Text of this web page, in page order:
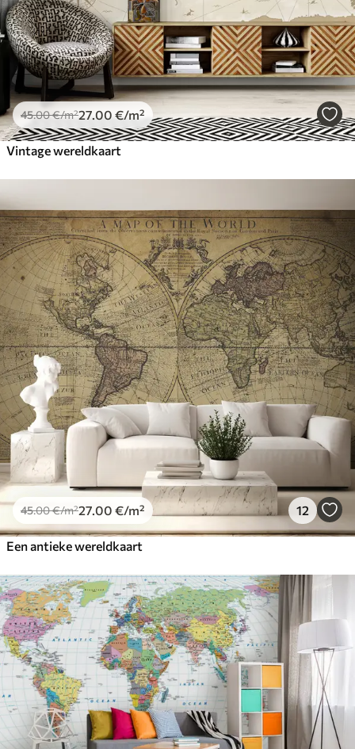
45.00€/m²27.00 €/m²
Vintage wereldkaart
45.00€/m²27.00 €/m² 12
Een antieke wereldkaart